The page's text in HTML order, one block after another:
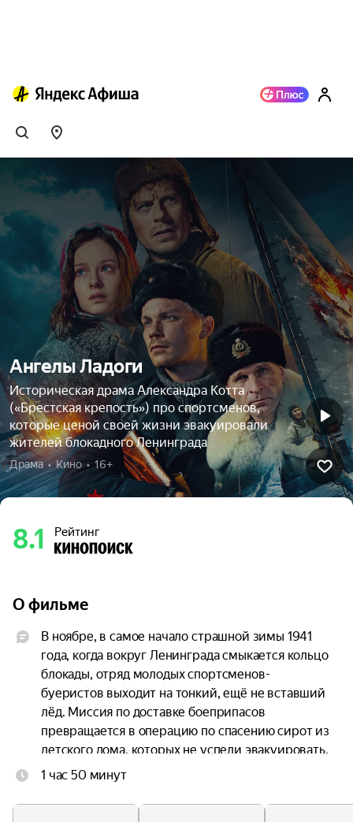
Ангелы Ладоги
Историческая драма Александра Котта
(«Брестская крепость») про спортсменов,
которые ценой своей жизни эвакуировали
жителей блокадного Ленинграда
Драма  •  Кино  •  16+
8.1 Рейтинг
О фильме
В ноябре, в самое начало страшной зимы 1941
года, когда вокруг Ленинграда смыкается кольцо
блокады, отряд молодых спортсменов-
буеристов выходит на тонкий, ещё не вставший
лёд. Миссия по доставке боеприпасов
превращается в операцию по спасению сирот из
детского дома, которых не успели эвакуировать.
Бывшие соперники в спорте по регатам теперь
команду, чтобы выжить самим и подарить
1 час 50 минут